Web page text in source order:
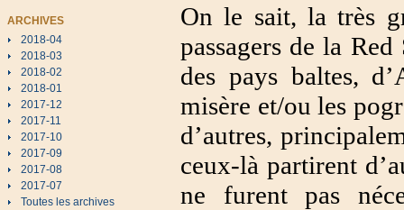
ARCHIVES
2018-04
2018-03
2018-02
2018-01
2017-12
2017-11
2017-10
2017-09
2017-08
2017-07
Toutes les archives
On le sait, la très
passagers de la
des pays baltes,
misère et/ou les
d’autres,
ceux-là partirent
ne furent pas